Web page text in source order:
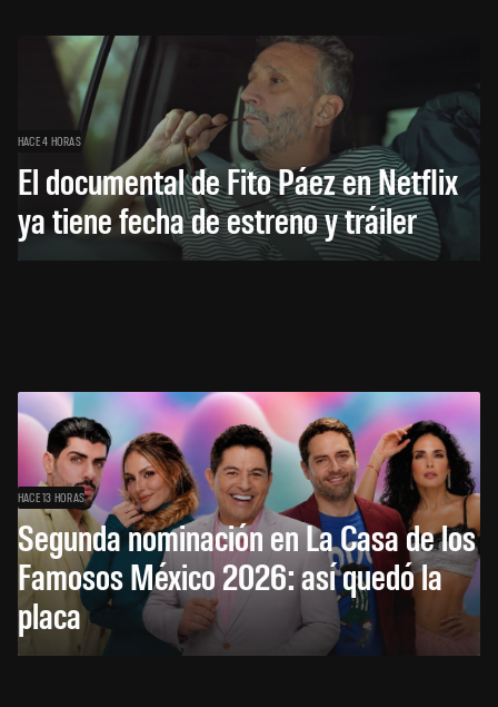
HACE 4 HORAS
El documental de Fito Páez en Netflix
ya tiene fecha de estreno y tráiler
HACE 13 HORAS
Segunda nominación en La Casa de los
Famosos México 2026: así quedó la
placa